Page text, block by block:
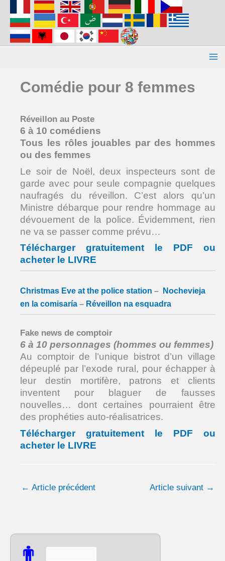
contenu
Comédie pour 8 femmes
Réveillon au Poste
6 à 10 comédiens
Tous les rôles jouables par des hommes
ou des femmes
Le soir de Noël, deux inspecteurs sont de
garde avec pour seule compagnie quelques
naufragés du réveillon. C’est alors qu’un
Ministre débarque pour rendre hommage au
dévouement de la police. Évidemment, rien
ne va se passer comme prévu…
Télécharger gratuitement le PDF ou
acheter le LIVRE
Christmas Eve at the police station –
Nochevieja
en la comisaría – Réveillon na esquadra
Fake news de comptoir
6 à 10 personnages (hommes ou femmes)
Au comptoir de l’unique bistrot d’un village
dépeuplé par l’exode rural, pour échapper à
leur destin mortifère, patrons et clients
inventent pour blaguer de fausses
nouvelles… dont certaines pourraient être
des prophéties auto-réalisatrices.
Télécharger gratuitement le PDF ou
acheter le LIVRE
← Article précédent Article suivant →